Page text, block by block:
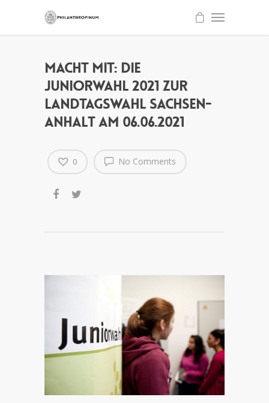
MACHT MIT: Die
Juniorwahl 2021 zur
Landtagswahl Sachsen-
Anhalt am 06.06.2021
No Comments
0